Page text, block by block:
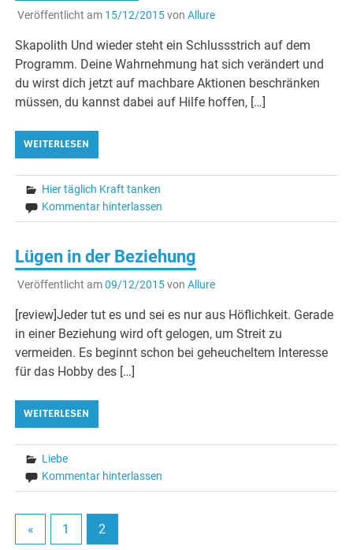
Veröffentlicht am 15/12/2015von Allure
Skapolith Und wieder steht ein Schlussstrich auf dem
Programm. Deine Wahrnehmung hat sich verändert und
du wirst dich jetzt auf machbare Aktionen beschränken
müssen, du kannst dabei auf Hilfe hoffen, […]
WEITERLESEN
Hier täglich Kraft tanken
Kommentar hinterlassen
Lügen in der Beziehung
Veröffentlicht am09/12/2015von Allure
[review]Jeder tut es und sei es nur aus Höflichkeit. Gerade
in einer Beziehung wird oft gelogen, um Streit zu
vermeiden. Es beginnt schon bei geheucheltem Interesse
für das Hobby des […]
WEITERLESEN
Liebe
Kommentar hinterlassen
« 1 2